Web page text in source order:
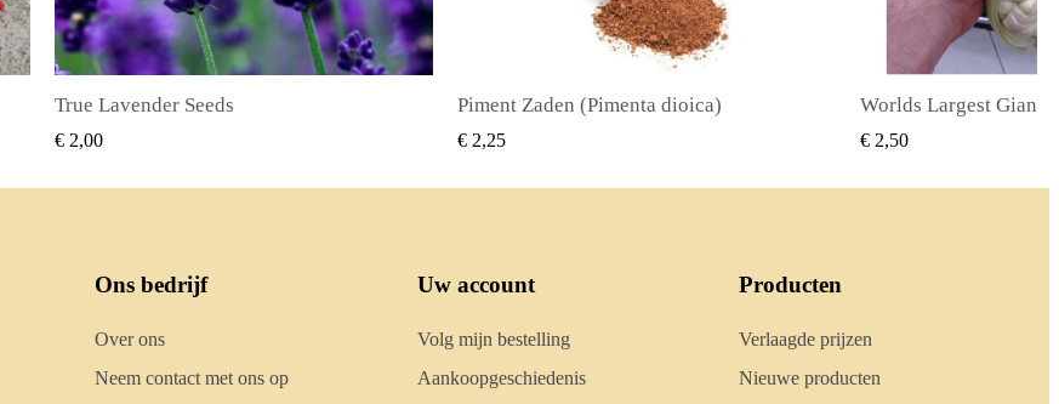
SNEL BEKIJKEN
Piment Zaden (Pimenta dioica)
€ 2,25
SNEL BEKIJKEN
€ 2,50
SNEL
€ 2,40
Ons bedrijf
Over ons
Neem contact met ons op
Uw account
Volg mijn bestelling
Aankoopgeschiedenis
Producten
Verlaagde prijzen
Nieuwe producten